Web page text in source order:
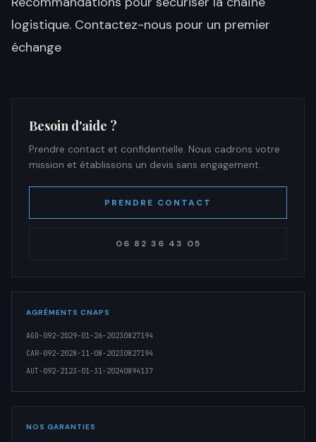
logistique. Contactez-nous pour un premier
échange
Besoin d'aide ?
Prendre contact et confidentielle. Nous cadrons votre
mission et établissons un devis sans engagement.
PRENDRE CONTACT
06 82 36 43 05
AGRÉMENTS CNAPS
AGD-092-2029-01-26-20230827194
CAR-092-2028-11-08-20230827194
AUT-092-2123-01-31-20240894137
NOS GARANTIES